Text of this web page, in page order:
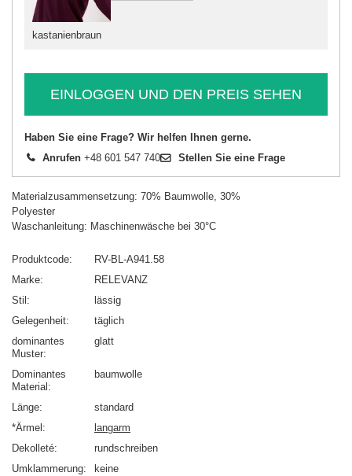
kastanienbraun
EINLOGGEN UND DEN PREIS SEHEN
Haben Sie eine Frage? Wir helfen Ihnen gerne.
Anrufen +48 601 547 740 Stellen Sie eine Frage
Materialzusammensetzung: 70% Baumwolle, 30%
Polyester
Waschanleitung: Maschinenwäsche bei 30°C
Produktcode
RV-BL-A941.58
Marke
RELEVANZ
Stil
lässig
Gelegenheit
täglich
dominantes
Muster
glatt
Dominantes
Material
baumwolle
Länge
standard
*Ärmel
langarm
Dekolleté
rundschreiben
Umklammerung
keine